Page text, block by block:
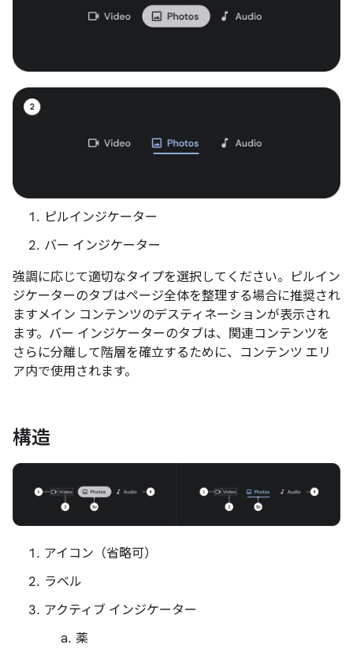
ピルインジケーター
バー インジケーター
強調に応じて適切なタイプを選択してください。ピルイン
ジケーターのタブはページ全体を整理する場合に推奨され
ますメイン コンテンツのデスティネーションが表示され
ます。バー インジケーターのタブは、関連コンテンツを
さらに分離して階層を確立するために、コンテンツ エリ
ア内で使用されます。
構造
アイコン（省略可）
ラベル
アクティブ インジケーター
薬